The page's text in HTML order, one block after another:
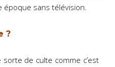
époque sans télévision.
?
sorte de culte comme c’est